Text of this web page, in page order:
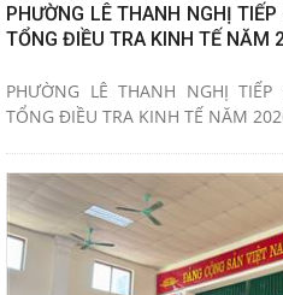
PHƯỜNG LÊ THANH NGHỊ
TỔNG ĐIỀU TRA KINH TẾ NĂM
PHƯỜNG LÊ THANH NGHỊ
TỔNG ĐIỀU TRA KINH TẾ NĂM